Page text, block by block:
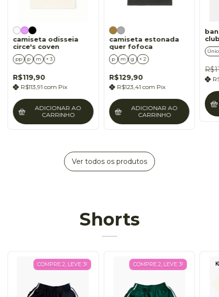
camiseta odisseia
circe's coven
pp p m + 3
R$119,90
R$113,91 com Pix
ADICIONAR AO
CARRINHO
camiseta estonada
quer fofoca
p m g + 2
R$129,90
R$123,41 com Pix
ADICIONAR AO
CARRINHO
Ver todos os produtos
Shorts
COMPRE 2, LEVE 3! COMPRE 2, LEVE 3!